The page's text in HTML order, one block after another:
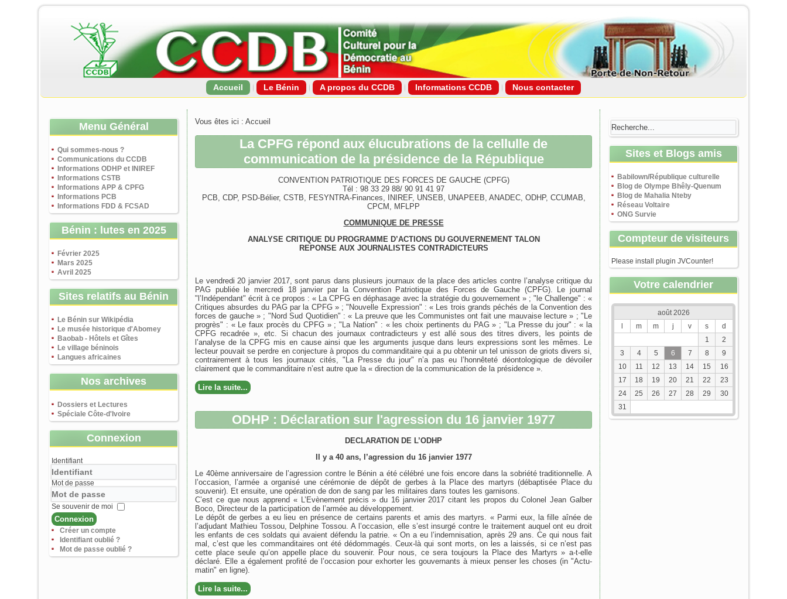
Accueil Le Bénin A propos du CCDB Informations CCDB Nous contacter
Menu Général
Qui sommes-nous ?
Communications du CCDB
Informations ODHP et INIREF
Informations CSTB
Informations APP & CPFG
Informations PCB
Informations FDD & FCSAD
Bénin : lutes en 2025
Février 2025
Mars 2025
Avril 2025
Sites relatifs au Bénin
Le Bénin sur Wikipédia
Le musée historique d'Abomey
Baobab - Hôtels et Gîtes
Le village béninois
Langues africaines
Nos archives
Dossiers et Lectures
Spéciale Côte-d'Ivoire
Connexion
Identifiant
Mot de passe
Se souvenir de moi
Connexion
Créer un compte
Identifiant oublié ?
Mot de passe oublié ?
Vous êtes ici : Accueil
La CPFG répond aux élucubrations de la cellulle de
communication de la présidence de la République
CONVENTION PATRIOTIQUE DES FORCES DE GAUCHE (CPFG)
Tél : 98 33 29 88/ 90 91 41 97
PCB, CDP, PSD-Bélier, CSTB, FESYNTRA-Finances, INIREF, UNSEB, UNAPEEB, ANADEC, ODHP, CCUMAB,
CPCM, MFLPP
COMMUNIQUE DE PRESSE
ANALYSE CRITIQUE DU PROGRAMME D’ACTIONS DU GOUVERNEMENT TALON
REPONSE AUX JOURNALISTES CONTRADICTEURS
Le vendredi 20 janvier 2017, sont parus dans plusieurs journaux de la place des articles contre l’analyse critique du
PAG publiée le mercredi 18 janvier par la Convention Patriotique des Forces de Gauche (CPFG). Le journal
"l’Indépendant" écrit à ce propos : « La CPFG en déphasage avec la stratégie du gouvernement » ; "le Challenge" : «
Critiques absurdes du PAG par la CPFG » ; "Nouvelle Expression" : « Les trois grands péchés de la Convention des
forces de gauche » ; "Nord Sud Quotidien" : « La preuve que les Communistes ont fait une mauvaise lecture » ; "Le
progrès" : « Le faux procès du CPFG » ; "La Nation" : « les choix pertinents du PAG » ; "La Presse du jour" : « la
CPFG recadrée », etc. Si chacun des journaux contradicteurs y est allé sous des titres divers, les points de
l’analyse de la CPFG mis en cause ainsi que les arguments jusque dans leurs expressions sont les mêmes. Le
lecteur pouvait se perdre en conjecture à propos du commanditaire qui a pu obtenir un tel unisson de griots divers si,
contrairement à tous les journaux cités, "La Presse du jour" n’a pas eu l’honnêteté déontologique de dévoiler
clairement que le commanditaire n’est autre que la « direction de la communication de la présidence ».
Lire la suite...
ODHP : Déclaration sur l'agression du 16 janvier 1977
DECLARATION DE L’ODHP
Il y a 40 ans, l’agression du 16 janvier 1977
Le 40ème anniversaire de l’agression contre le Bénin a été célébré une fois encore dans la sobriété traditionnelle. A
l’occasion, l’armée a organisé une cérémonie de dépôt de gerbes à la Place des martyrs (débaptisée Place du
souvenir). Et ensuite, une opération de don de sang par les militaires dans toutes les garnisons.
C’est ce que nous apprend « L’Evènement précis » du 16 janvier 2017 citant les propos du Colonel Jean Galber
Boco, Directeur de la participation de l’armée au développement.
Le dépôt de gerbes a eu lieu en présence de certains parents et amis des martyrs. « Parmi eux, la fille aînée de
l’adjudant Mathieu Tossou, Delphine Tossou. A l’occasion, elle s’est insurgé contre le traitement auquel ont eu droit
les enfants de ces soldats qui avaient défendu la patrie. « On a eu l’indemnisation, après 29 ans. Ce qui nous fait
mal, c’est que les commanditaires ont été dédommagés. Ceux-là qui sont morts, on les a laissés, si ce n’est pas
cette place seule qu’on appelle place du souvenir. Pour nous, ce sera toujours la Place des Martyrs » a-t-elle
déclaré. Elle a également profité de l’occasion pour exhorter les gouvernants à mieux penser les choses (in "Actu-
matin" en ligne).
Lire la suite...
Sites et Blogs amis
Babilown/République culturelle
Blog de Olympe Bhêly-Quenum
Blog de Mahalia Nteby
Réseau Voltaire
ONG Survie
Compteur de visiteurs
Please install plugin JVCounter!
Votre calendrier
août 2026
m m j v s
d
1
2
3
4 5 6 7 8
9
10
11 12 13 14 15
16
17
18 19 20 21 22
23
24
25 26 27 28 29
30
31